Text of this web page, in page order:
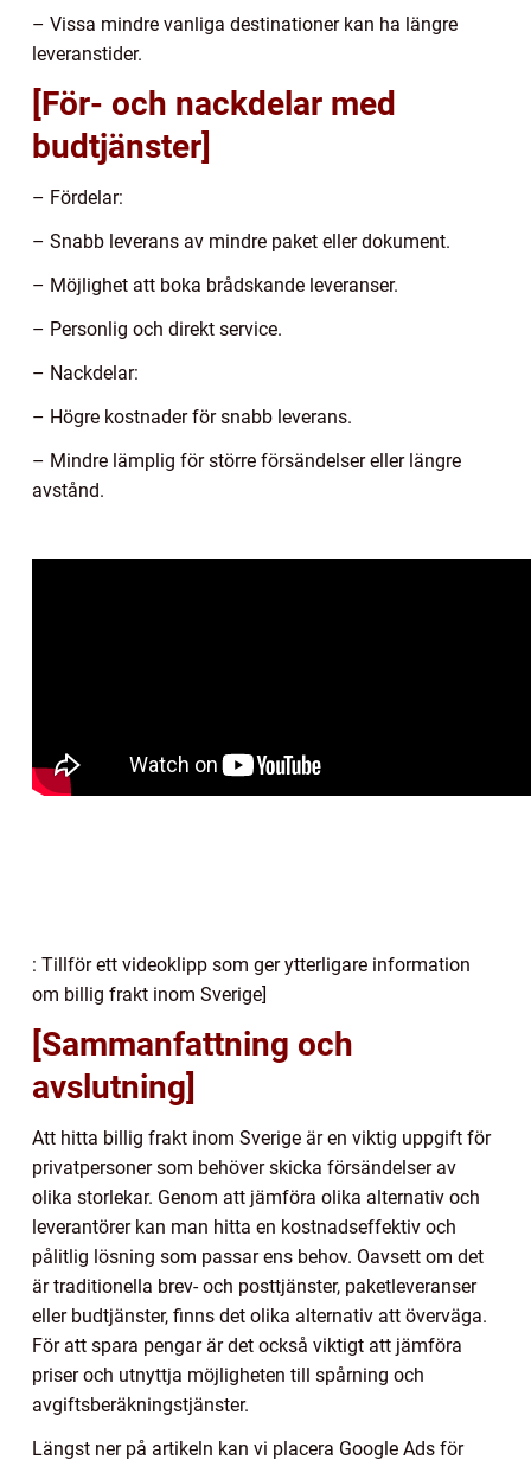
– Vissa mindre vanliga destinationer kan ha längre
leveranstider.
[För- och nackdelar med
budtjänster]
– Fördelar:
– Snabb leverans av mindre paket eller dokument.
– Möjlighet att boka brådskande leveranser.
– Personlig och direkt service.
– Nackdelar:
– Högre kostnader för snabb leverans.
– Mindre lämplig för större försändelser eller längre
avstånd.
: Tillför ett videoklipp som ger ytterligare information
om billig frakt inom Sverige]
[Sammanfattning och
avslutning]
Att hitta billig frakt inom Sverige är en viktig uppgift för
privatpersoner som behöver skicka försändelser av
olika storlekar. Genom att jämföra olika alternativ och
leverantörer kan man hitta en kostnadseffektiv och
pålitlig lösning som passar ens behov. Oavsett om det
är traditionella brev- och posttjänster, paketleveranser
eller budtjänster, finns det olika alternativ att överväga.
För att spara pengar är det också viktigt att jämföra
priser och utnyttja möjligheten till spårning och
avgiftsberäkningstjänster.
Längst ner på artikeln kan vi placera Google Ads för